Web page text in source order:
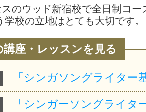
のウッド新宿校で全日制コー
学校の立地はとても大切です
講座・レッスンを見る